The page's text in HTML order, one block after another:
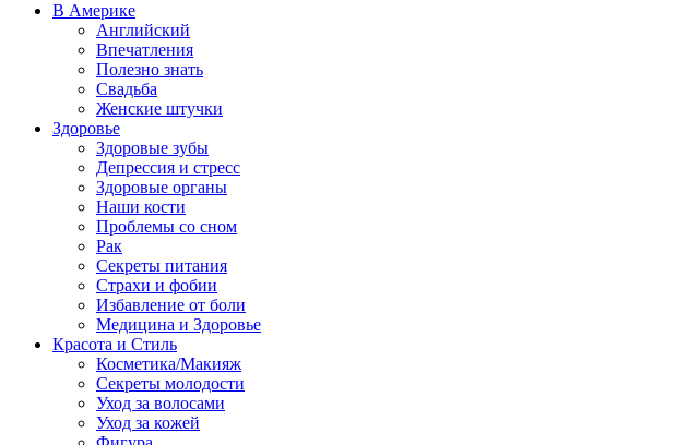
В Америке
Английский
Впечатления
Полезно знать
Свадьба
Женские штучки
Здоровье
Здоровые зубы
Депрессия и стресс
Здоровые органы
Наши кости
Проблемы со сном
Рак
Секреты питания
Страхи и фобии
Избавление от боли
Медицина и Здоровье
Красота и Стиль
Косметика/Макияж
Секреты молодости
Уход за волосами
Уход за кожей